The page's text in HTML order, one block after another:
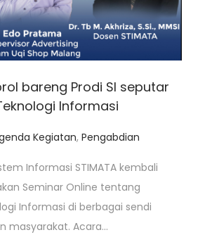
bareng Prodi SI seputar
Informasi
inKegiatan, Pengabdian
Informasi STIMATA kembali
Seminar Online tentang
Informasi di berbagai sendi
masyarakat. Acara…